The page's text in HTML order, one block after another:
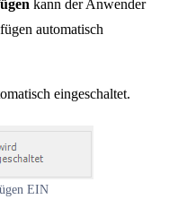
kann der Anwender
automatisch
eingeschaltet.
EIN